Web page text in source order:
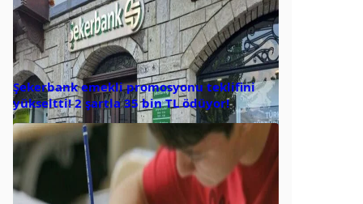
Şekerbank emekli promosyonu teklifini
yükseltti! 2 şartla 35 bin TL ödüyor!